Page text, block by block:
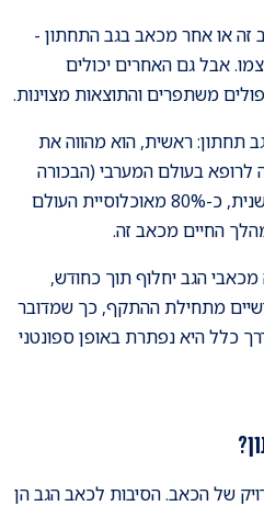
זה או אחר מכאב בגב התחתון -
מעצמו. אבל גם האחרים יכולים
משתפרים והתוצאות מצוינות.
תחתון: ראשית, הוא מהווה את
לרופא בעולם המערבי (הבכורה
שייכת במקרה זה להצטננות), ושנית, כ-80% מאוכלוסיית העולם
החיים מכאב זה.
הגב יחלוף תוך כחודש,
חודשיים מתחילת ההתקף, כך שמדובר
כלל היא נפתרת באופן ספונטני
של הכאב. הסיבות לכאב הגב הן